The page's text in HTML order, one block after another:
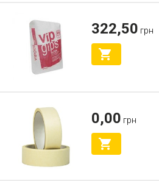
322,50 грн
0,00 грн